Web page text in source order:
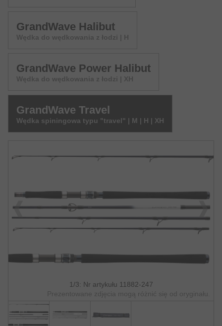
GrandWave Halibut
Wędka do wędkowania z łodzi | H
GrandWave Power Halibut
Wędka do wędkowania z łodzi | XH
GrandWave Travel
Wędka spiningowa typu "travel" | M | H | XH
1/3: Nr artykułu 11882-247
Prezentowane zdjęcia mogą różnić się od oryginału.